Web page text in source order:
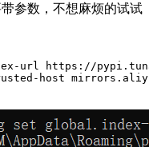
参数，不想麻烦的试试
url https://
host